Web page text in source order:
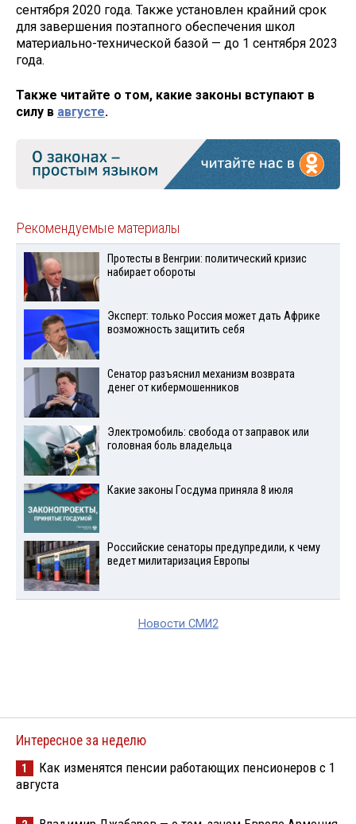
сентября 2020 года. Также установлен крайний срок
для завершения поэтапного обеспечения школ
материально-технической базой — до 1 сентября 2023
года.
Также читайте о том, какие законы вступают в
силу в августе.
Рекомендуемые материалы
Протесты в Венгрии: политический кризис
набирает обороты
Эксперт: только Россия может дать Африке
возможность защитить себя
Сенатор разъяснил механизм возврата
денег от кибермошенников
Электромобиль: свобода от заправок или
головная боль владельца
Какие законы Госдума приняла 8 июля
Российские сенаторы предупредили, к чему
ведет милитаризация Европы
Новости СМИ2
Интересное за неделю
1
Как изменятся пенсии работающих пенсионеров с 1
августа